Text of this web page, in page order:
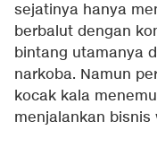
sejatinya hanya
berbalut dengan
bintang utamanya
narkoba. Namun
kocak kala
menjalankan bisnis